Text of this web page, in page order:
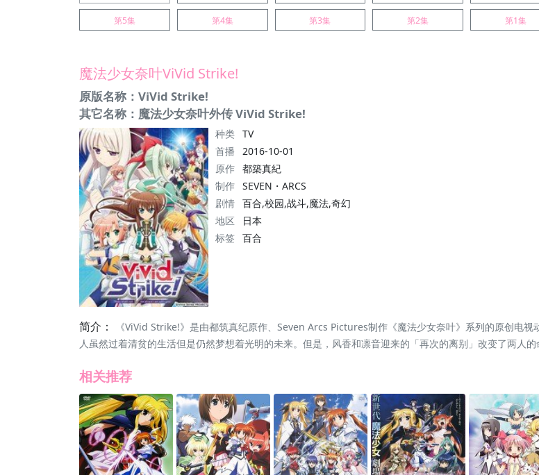
第5集 第4集 第3集 第2集 第1集
魔法少女奈叶ViVid Strike!
原版名称：ViVid Strike!
其它名称：魔法少女奈叶外传 ViVid Strike!
种类 TV
首播
2016-10-01
原作 都築真紀
制作 SEVEN・ARCS
剧情 百合,校园,战斗,魔法,奇幻
地区
日本
标签
百合
简介：
《ViVid Strike!》是由都筑真纪原作、Seven Arcs Pictures制作《魔法少女奈叶》系列的原创电
人虽然过着清贫的生活但是仍然梦想着光明的未来。但是，风香和凛音迎来的「再次的离别」改变了两人
相关推荐